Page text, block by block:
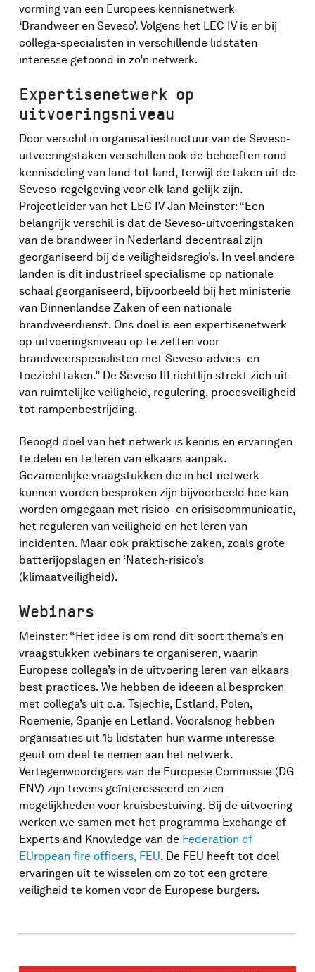
vorming van een Europees kennisnetwerk
‘Brandweer en Seveso’. Volgens het LEC IV is er bij
collega-specialisten in verschillende lidstaten
interesse getoond in zo’n netwerk.
Expertisenetwerk op
uitvoeringsniveau
Door verschil in organisatiestructuur van de Seveso-
uitvoeringstaken verschillen ook de behoeften rond
kennisdeling van land tot land, terwijl de taken uit de
Seveso-regelgeving voor elk land gelijk zijn.
Projectleider van het LEC IV Jan Meinster: “Een
belangrijk verschil is dat de Seveso-uitvoeringstaken
van de brandweer in Nederland decentraal zijn
georganiseerd bij de veiligheidsregio’s. In veel andere
landen is dit industrieel specialisme op nationale
schaal georganiseerd, bijvoorbeeld bij het ministerie
van Binnenlandse Zaken of een nationale
brandweerdienst. Ons doel is een expertisenetwerk
op uitvoeringsniveau op te zetten voor
brandweerspecialisten met Seveso-advies- en
toezichttaken.” De Seveso III richtlijn strekt zich uit
van ruimtelijke veiligheid, regulering, procesveiligheid
tot rampenbestrijding.
Beoogd doel van het netwerk is kennis en ervaringen
te delen en te leren van elkaars aanpak.
Gezamenlijke vraagstukken die in het netwerk
kunnen worden besproken zijn bijvoorbeeld hoe kan
worden omgegaan met risico- en crisiscommunicatie,
het reguleren van veiligheid en het leren van
incidenten. Maar ook praktische zaken, zoals grote
batterijopslagen en ‘Natech-risico’s
(klimaatveiligheid).
Webinars
Meinster: “Het idee is om rond dit soort thema’s en
vraagstukken webinars te organiseren, waarin
Europese collega’s in de uitvoering leren van elkaars
best practices. We hebben de ideeën al besproken
met collega’s uit o.a. Tsjechië, Estland, Polen,
Roemenië, Spanje en Letland. Vooralsnog hebben
organisaties uit 15 lidstaten hun warme interesse
geuit om deel te nemen aan het netwerk.
Vertegenwoordigers van de Europese Commissie (DG
ENV) zijn tevens geïnteresseerd en zien
mogelijkheden voor kruisbestuiving. Bij de uitvoering
werken we samen met het programma Exchange of
Experts and Knowledge van de Federation of
EUropean fire officers, FEU. De FEU heeft tot doel
ervaringen uit te wisselen om zo tot een grotere
veiligheid te komen voor de Europese burgers.